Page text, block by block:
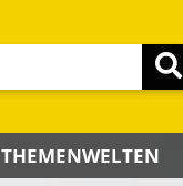
THEMENWELTEN